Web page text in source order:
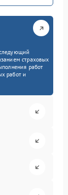
страховых
работ
работ и